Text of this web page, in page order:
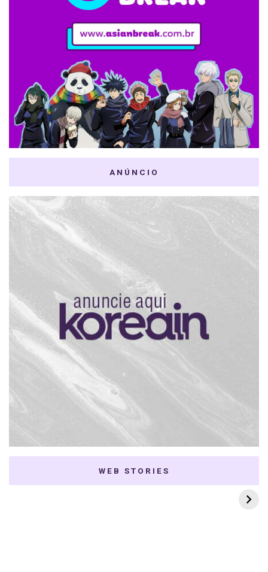
ANÚNCIO
WEB STORIES
7 K-dramas Enemies
to Lovers
Thai Dramas com
First e Khaotung